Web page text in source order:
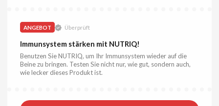
ANGEBOT Überprüft
Immunsystem stärken mit NUTRIQ!
Benutzen Sie NUTRIQ, um Ihr Immunsystem wieder auf die
Beine zu bringen. Testen Sie nicht nur, wie gut, sondern auch,
wie lecker dieses Produkt ist.